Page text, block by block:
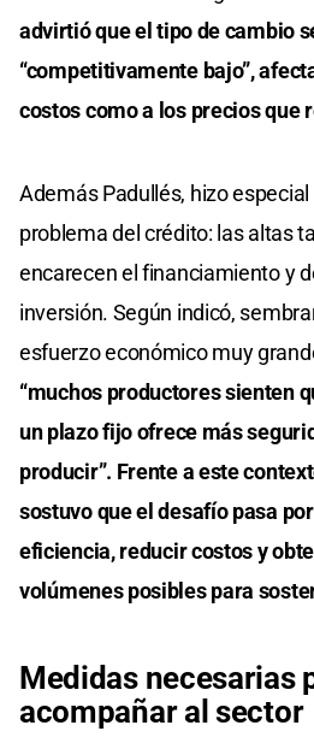
advirtió que el tipo de cambio
“competitivamente bajo”,
costos como a los precios que
Además Padullés, hizo especial
problema del crédito: las altas
encarecen el financiamiento y
inversión. Según indicó,
esfuerzo económico muy
“muchos productores sienten
un plazo fijo ofrece más
producir”. Frente a este
sostuvo que el desafío pasa
eficiencia, reducir costos y
volúmenes posibles para
Medidas necesarias
acompañar al sector